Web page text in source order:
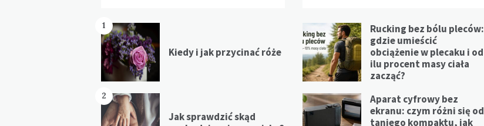
1
Kiedy i jak przycinać róże
2
Jak sprawdzić skąd
Rucking bez bólu pleców:
gdzie umieścić
obciążenie w plecaku i od
ilu procent masy ciała
zacząć?
Aparat cyfrowy bez
ekranu: czym różni się od
taniego kompaktu, jak